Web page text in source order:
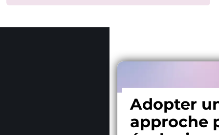
Adopter
approche